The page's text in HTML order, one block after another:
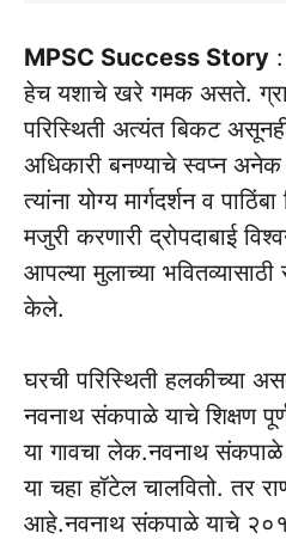
MPSC Success Story
हेच यशाचे खरे गमक असते.
परिस्थिती अत्यंत बिकट
अधिकारी बनण्याचे स्वप्न अनेक
त्यांना योग्य मार्गदर्शन व
मजुरी करणारी द्रोपदाबाई
आपल्या मुलाच्या
केले.
घरची परिस्थिती हलकीच्या
नवनाथ संकपाळे याचे शिक्षण
या गावचा लेक.नवनाथ
या चहा हॉटेल चालवितो. तर
आहे.नवनाथ संकपाळे याचे